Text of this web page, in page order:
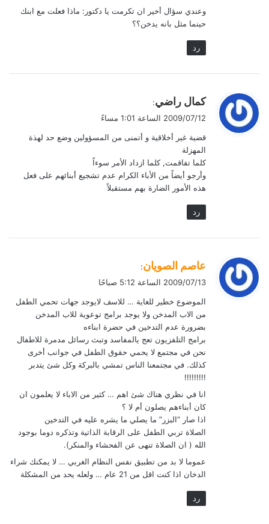
وعندي سؤال أخير ان تكرمت يا دكتور: ماذا فعلت مع ابنك
حينما مثل بانه يدخن؟؟
رد
ي
ق
ل
كمال راضي:
2009/07/12 الساعة 1:01 مساءً
قضية غير أخلاقية و أتمنى من المسؤولين وضع حد لهذة
المهزلة
كلما تفاقمت, كلما ازداد الأمر سوءاً
وأرجو أيضاً من الأباء الكرام عدم تشجيع أبنائهم على فعل
هذه الأمور الضارة بهم مستقبلاً
رد
ي
ق
ل
عاصم الصويان:
2009/07/13 الساعة 5:12 صباحًا
الموضوع خطير للغاية … للاسف لايوجد جهات تحمي الطفل
من الاب المدخن ولا يوجد برامج توعوية للاب المدخن
بضرورة عدم التدخين في حضرة ابناءه
برامج التلفزيون تعج يالمفاسد وتبث رسائل مدمرة للاطفال
نحن في مجتمع لا يحمي حقوق الطفل في جوانب أخرى
كذلك. في مجتمعنا الناس تمشي بالبركة وكل شئ يتدبر
!!!!!!!!!
انا في نظري هناك شئ اهم … كثير من الاباء لا يعلمون ان
كان أبناءهم يصلون أم لا ؟
اذا صار “البزر” ما يصلي ما يشره عليه في التدخين
الصلاة تربي الطفل على الرقابة الذاتية وتذكره دوما بوجود
الله ( ان الصلاة تنهى عن الفحشاء والمنكر).
عموما لا بد من تطبيق نفس النظام الغربي … لا يمكنك شراء
الدخان اذا كنت اقل من 21 عام … ولعله يحد من المشكلة
رد